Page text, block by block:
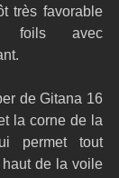
très favorable
foils avec
de Gitana 16
la corne de la
permet tout
de la voile